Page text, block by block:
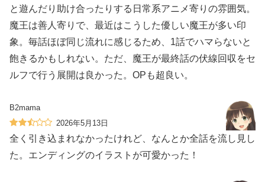
と遊んだり助け合ったりする日常系アニメ寄りの雰囲気。
魔王は善人寄りで、最近はこうした優しい魔王が多い印
象。毎話ほぼ同じ流れに感じるため、1話でハマらないと
飽きるかもしれない。ただ、魔王が最終話の伏線回収をセ
ルフで行う展開は良かった。OPも超良い。
B2mama
2026年5月13日
全く引き込まれなかったけれど、なんとか全話を流し見し
た。エンディングのイラストが可愛かった！